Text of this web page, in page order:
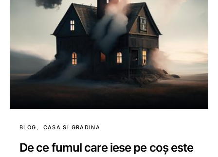
BLOG CASA SI GRADINA
De ce fumul care iese pe coș este